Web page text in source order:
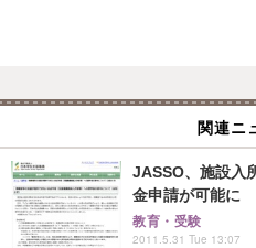
関連ニ
JASSO、施設入
金申請が可能に
教育・受験
2011.5.31 Tue 13:07